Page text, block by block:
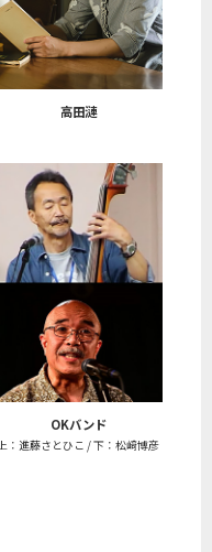
高田漣
OKバンド
上：進藤さとひこ / 下：松﨑博彦